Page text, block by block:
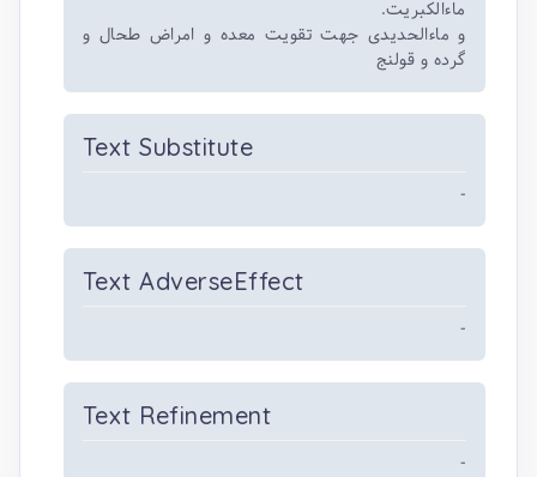
ماءالکبریت.
و ماءالحدیدی جهت تقویت معده و امراض طحال و
گرده و قولنج
Text Substitute
-
Text AdverseEffect
-
Text Refinement
-